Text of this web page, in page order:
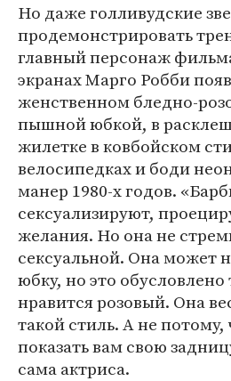
Но даже голливудские
продемонстрировать
главный персонаж
экранах Марго Робби
женственном бледно-
пышной юбкой, в
жилетке в ковбойском
велосипедках и боди
манер 1980-х годов.
сексуализируют,
желания. Но она не
сексуальной. Она может
юбку, но это обусловлено
нравится розовый. Она
такой стиль. А не потому,
показать вам свою
сама актриса.